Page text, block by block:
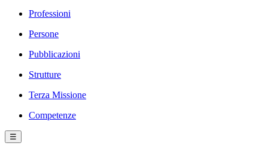
Professioni
Persone
Pubblicazioni
Strutture
Terza Missione
Competenze
☰